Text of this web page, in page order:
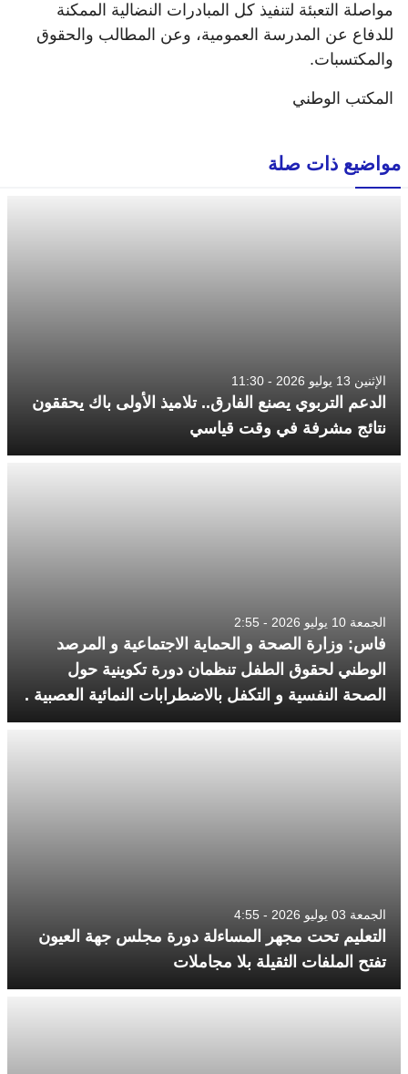
مواصلة التعبئة لتنفيذ كل المبادرات النضالية الممكنة
للدفاع عن المدرسة العمومية، وعن المطالب والحقوق
والمكتسبات.
المكتب الوطني
مواضيع ذات صلة
الإثنين 13 يوليو 2026 - 11:30
الدعم التربوي يصنع الفارق.. تلاميذ الأولى باك يحققون
نتائج مشرفة في وقت قياسي
الجمعة 10 يوليو 2026 - 2:55
فاس: وزارة الصحة و الحماية الاجتماعية و المرصد
الوطني لحقوق الطفل تنظمان دورة تكوينية حول
الصحة النفسية و التكفل بالاضطرابات النمائية العصبية .
الجمعة 03 يوليو 2026 - 4:55
التعليم تحت مجهر المساءلة دورة مجلس جهة العيون
تفتح الملفات الثقيلة بلا مجاملات